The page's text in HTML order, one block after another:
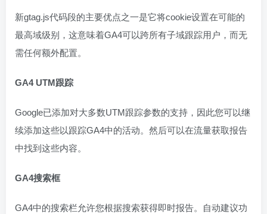
新gtag.js代码段的主要优点之一是它将cookie设置在可能的
最高域级别，这意味着GA4可以跨所有子域跟踪用户，而无
需任何额外配置。
GA4 UTM跟踪
Google已添加对大多数UTM跟踪参数的支持，因此您可以继
续添加这些以跟踪GA4中的活动。然后可以在流量获取报告
中找到这些内容。
GA4搜索框
GA4中的搜索栏允许您根据搜索获得即时报告。自动建议功